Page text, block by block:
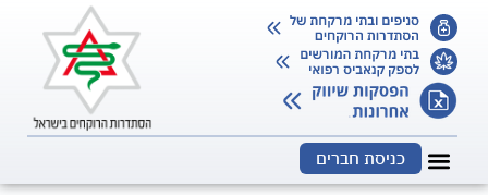
כניסת חברים